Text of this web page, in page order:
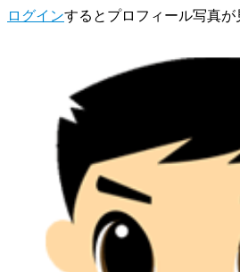
ログインするとプロフィール写真が